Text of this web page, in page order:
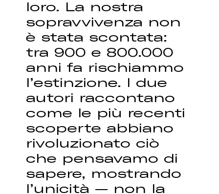
loro. La nostra
sopravvivenza non
è stata scontata:
tra 900 e 800.000
anni fa rischiammo
l’estinzione. I due
autori raccontano
come le più recenti
scoperte abbiano
rivoluzionato ciò
che pensavamo di
sapere, mostrando
l’unicità — non la